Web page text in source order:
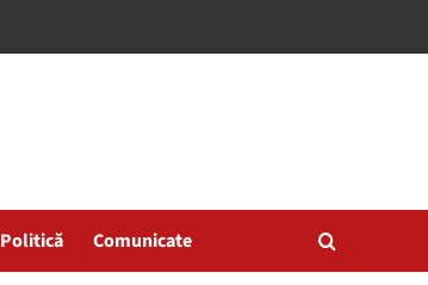
Politică Comunicate